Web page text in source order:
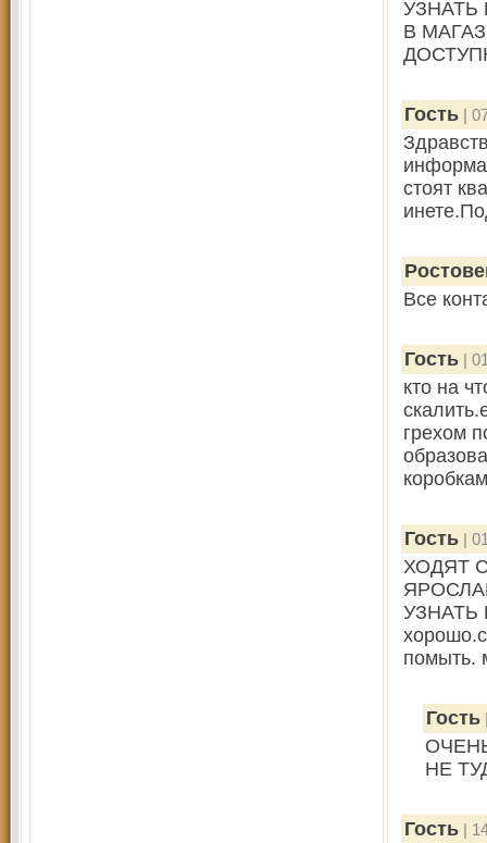
В
Гость |
стоят
Все
Гость |
кто на
грехом
Гость |
ХОДЯТ
УЗНАТЬ
помыть.
Гость
НЕ
Гость |